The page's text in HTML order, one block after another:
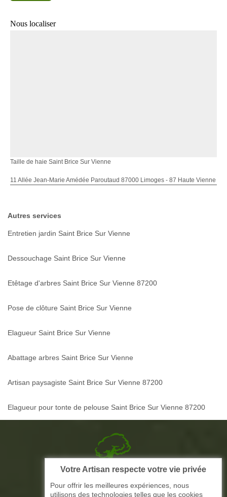
Nous localiser
Taille de haie Saint Brice Sur Vienne
11 Allée Jean-Marie Amédée Paroutaud 87000 Limoges - 87 Haute Vienne
Autres services
Entretien jardin Saint Brice Sur Vienne
Dessouchage Saint Brice Sur Vienne
Etêtage d'arbres Saint Brice Sur Vienne 87200
Pose de clôture Saint Brice Sur Vienne
Elagueur Saint Brice Sur Vienne
Abattage arbres Saint Brice Sur Vienne
Artisan paysagiste Saint Brice Sur Vienne 87200
Elagueur pour tonte de pelouse Saint Brice Sur Vienne 87200
Picque elagage 87
Votre Artisan respecte votre vie privée
Pour offrir les meilleures expériences, nous
utilisons des technologies telles que les cookies